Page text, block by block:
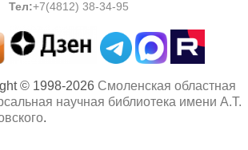
Тел:+7(4812) 38-34-95
© 1998-2026 Смоленская областная
научная библиотека имени А.Т.
.